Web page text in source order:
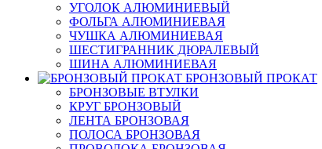
УГОЛОК АЛЮМИНИЕВЫЙ
ФОЛЬГА АЛЮМИНИЕВАЯ
ЧУШКА АЛЮМИНИЕВАЯ
ШЕСТИГРАННИК ДЮРАЛЕВЫЙ
ШИНА АЛЮМИНИЕВАЯ
БРОНЗОВЫЙ ПРОКАТ
БРОНЗОВЫЕ ВТУЛКИ
КРУГ БРОНЗОВЫЙ
ЛЕНТА БРОНЗОВАЯ
ПОЛОСА БРОНЗОВАЯ